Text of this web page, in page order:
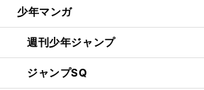
少年マンガ
週刊少年ジャンプ
ジャンプSQ